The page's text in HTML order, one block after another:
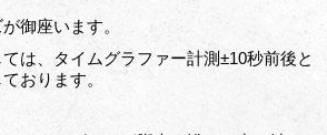
御座います。
は、タイムグラファー計測±10秒前後と
おります。